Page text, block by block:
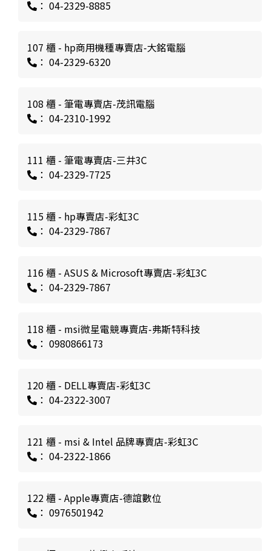
： 04-2329-8885
107 櫃 - hp商用機種專賣店-大銘電腦
： 04-2329-6320
108 櫃 - 筆電專賣店-茂訊電腦
： 04-2310-1992
111 櫃 - 筆電專賣店-三井3C
： 04-2329-7725
115 櫃 - hp專賣店-彩虹3C
： 04-2329-7867
116 櫃 - ASUS & Microsoft專賣店-彩虹3C
： 04-2329-7867
118 櫃 - msi微星電競專賣店-弗斯特科技
： 0980866173
120 櫃 - DELL專賣店-彩虹3C
： 04-2322-3007
121 櫃 - msi & Intel 品牌專賣店-彩虹3C
： 04-2322-1866
122 櫃 - Apple專賣店-德誼數位
： 0976501942